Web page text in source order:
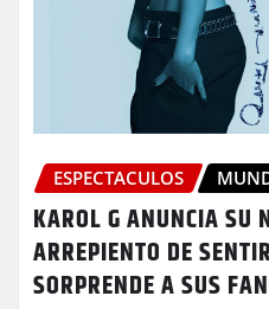
ESPECTACULOS
KAROL G ANUNCIA SU
ARREPIENTO DE
SORPRENDE A SUS